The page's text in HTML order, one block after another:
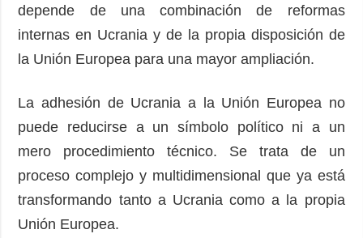
depende de una combinación de reformas
internas en Ucrania y de la propia disposición de
la Unión Europea para una mayor ampliación.
La adhesión de Ucrania a la Unión Europea no
puede reducirse a un símbolo político ni a un
mero procedimiento técnico. Se trata de un
proceso complejo y multidimensional que ya está
transformando tanto a Ucrania como a la propia
Unión Europea.